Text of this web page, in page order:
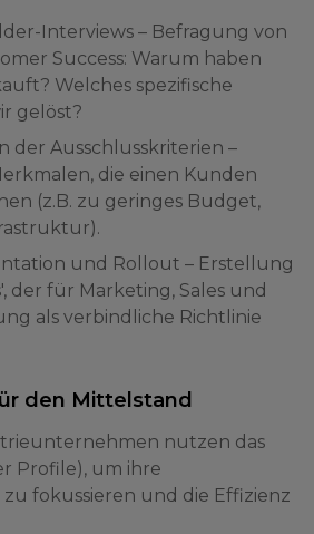
Interviews – Befragung von
Success: Warum haben
Welches spezifische
gelöst?
der Ausschlusskriterien –
die einen Kunden
(z.B. zu geringes Budget,
und Rollout – Erstellung
der für Marketing, Sales und
als verbindliche Richtlinie
den Mittelstand
nutzen das
Profile), um ihre
fokussieren und die Effizienz